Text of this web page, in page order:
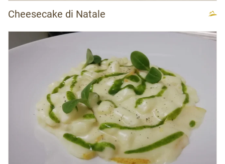
Cheesecake di Natale